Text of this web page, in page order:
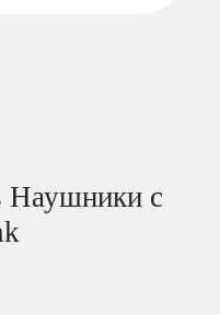
Наушники с